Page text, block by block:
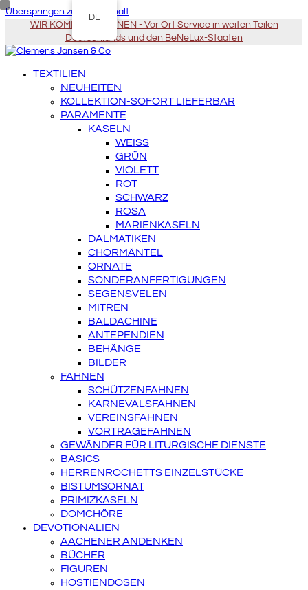
Überspringen zu Hauptinhalt
WIR KOMMEN ZU IHNEN - Vor Ort Service in weiten Teilen
Deutschlands und den BeNeLux-Staaten
TEXTILIEN
NEUHEITEN
KOLLEKTION-SOFORT LIEFERBAR
PARAMENTE
KASELN
WEISS
GRÜN
VIOLETT
ROT
SCHWARZ
ROSA
MARIENKASELN
DALMATIKEN
CHORMÄNTEL
ORNATE
SONDERANFERTIGUNGEN
SEGENSVELEN
MITREN
BALDACHINE
ANTEPENDIEN
BEHÄNGE
BILDER
FAHNEN
SCHÜTZENFAHNEN
KARNEVALSFAHNEN
VEREINSFAHNEN
VORTRAGEFAHNEN
GEWÄNDER FÜR LITURGISCHE DIENSTE
BASICS
HERRENROCHETTS EINZELSTÜCKE
BISTUMSORNAT
PRIMIZKASELN
DOMCHÖRE
DEVOTIONALIEN
AACHENER ANDENKEN
BÜCHER
FIGUREN
HOSTIENDOSEN
DE